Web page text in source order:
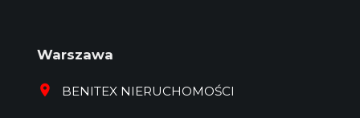
Warszawa
BENITEX NIERUCHOMOŚCI